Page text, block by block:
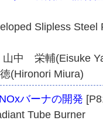
Slipless Steel
山中 栄輔
(Hironori Miura)
バーナの開発
Tube Burner